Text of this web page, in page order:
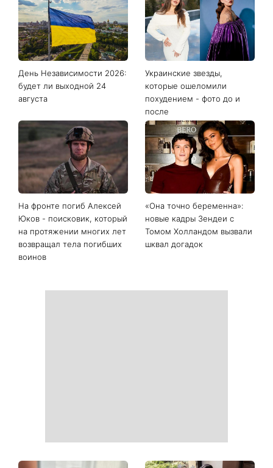
День Независимости 2026:
будет ли выходной 24
августа
Украинские звезды,
которые ошеломили
похудением - фото до и
после
На фронте погиб Алексей
Юков - поисковик, который
на протяжении многих лет
возвращал тела погибших
воинов
«Она точно беременна»:
новые кадры Зендеи с
Томом Холландом вызвали
шквал догадок